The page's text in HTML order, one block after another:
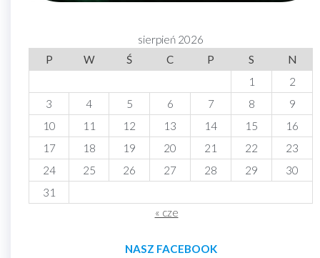
sierpień 2026
P
W Ś C P S
N
1
2
3
4 5 6 7 8
9
10
11 12 13 14 15
16
17
18 19 20 21 22
23
24
25 26 27 28 29
30
31
« cze
NASZ FACEBOOK